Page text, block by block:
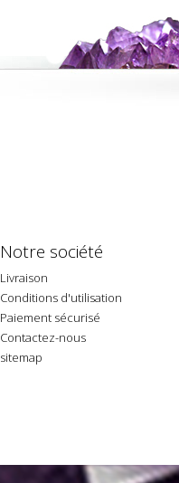
Notre société
Livraison
Conditions d'utilisation
Paiement sécurisé
Contactez-nous
sitemap